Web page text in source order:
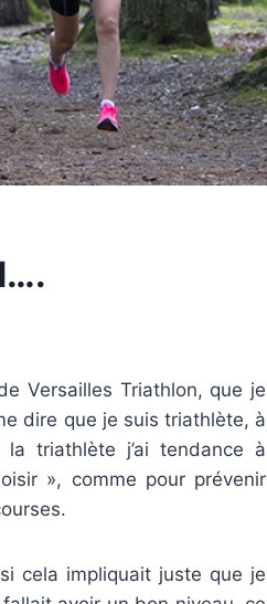
Versailles Triathlon, que je
dire que je suis triathlète, à
triathlète j’ai tendance à
», comme pour prévenir
cela impliquait juste que je